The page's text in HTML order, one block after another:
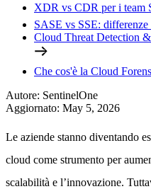
XDR vs CDR per i team
SASE vs SSE: differenze
Cloud Threat Detection
Che cos'è la Cloud
Autore: SentinelOne
Aggiornato: May 5, 2026
Le aziende stanno diventando
cloud come strumento per
scalabilità e l’innovazione.